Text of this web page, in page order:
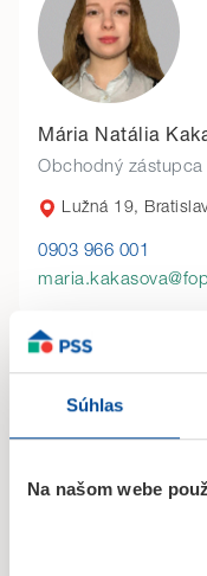
Súhlas
Na našom webe
Mária Natália
Obchodný zástupca
Lužná 19,
0903 966 001